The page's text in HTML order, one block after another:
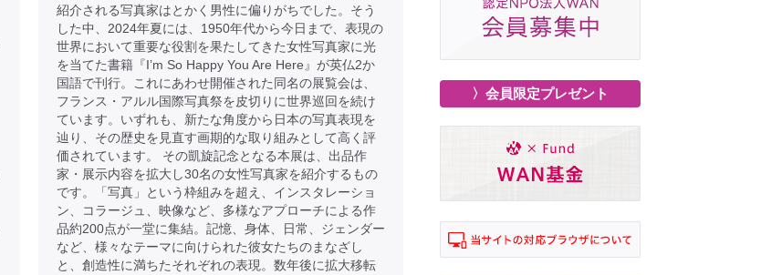
紹介される写真家はとかく男性に偏りがちでした。そう
した中、2024年夏には、1950年代から今日まで、表現の
世界において重要な役割を果たしてきた女性写真家に光
を当てた書籍『I’m So Happy You Are Here』が英仏2か
国語で刊行。これにあわせ開催された同名の展覧会は、
フランス・アルル国際写真祭を皮切りに世界巡回を続け
ています。いずれも、新たな角度から日本の写真表現を
辿り、その歴史を見直す画期的な取り組みとして高く評
価されています。 その凱旋記念となる本展は、出品作
家・展示内容を拡大し30名の女性写真家を紹介するもの
です。「写真」という枠組みを超え、インスタレーショ
ン、コラージュ、映像など、多様なアプローチによる作
品約200点が一堂に集結。記憶、身体、日常、ジェンダー
など、様々なテーマに向けられた彼女たちのまなざし
と、創造性に満ちたそれぞれの表現。数年後に拡大移転
〉会員限定プレゼント